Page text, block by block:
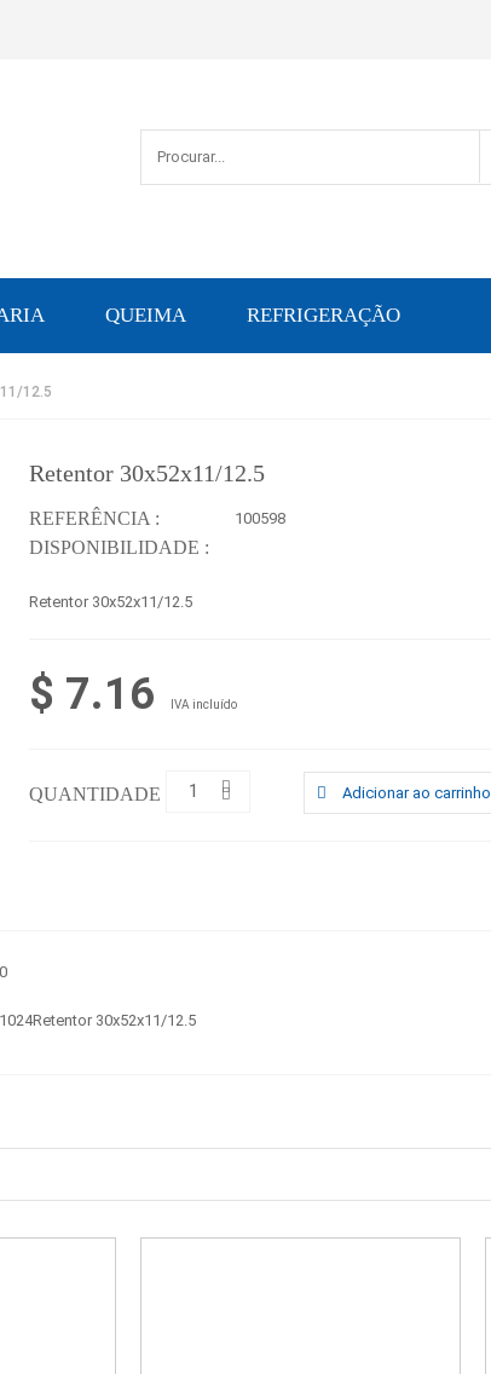
QUEIMA REFRIGERAÇÃO
12.5
Retentor 30x52x11/12.5
REFERÊNCIA : 100598
DISPONIBILIDADE :
Retentor 30x52x11/12.5
$ 7.16 IVA incluído
QUANTIDADE : Adicionar ao carrinho
30x52x11/12.5